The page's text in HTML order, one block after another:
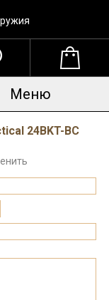
Меню
24BKT-BC